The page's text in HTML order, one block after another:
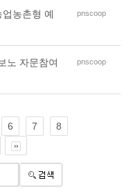
농촌형 예
pnscoop
노 자문참여
pnscoop
6 7
8